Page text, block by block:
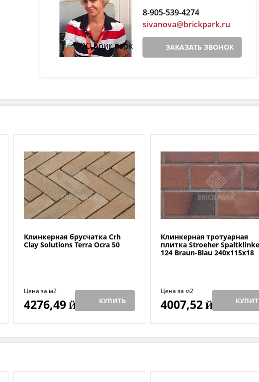
8-905-539-4274
sivanova@brickpark.ru
ЗАКАЗАТЬ ЗВОНОК
Клинкерная брусчатка Crh
Clay Solutions Terra Ocra 50
Цена за м2
4276,49Й КУПИТЬ
Клинкерная тротуарная
плитка Stroeher
124 Braun-Blau 240x115x18
Цена за м2
4007,52 Й